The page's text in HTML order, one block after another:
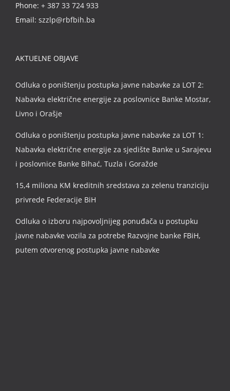
Phone: + 387 33 724 933
Email: szzlp@rbfbih.ba
AKTUELNE OBJAVE
Odluka o poništenju postupka javne nabavke za LOT 2:
Nabavka električne energije za poslovnice Banke Mostar,
Livno i Orašje
Odluka o poništenju postupka javne nabavke za LOT 1:
Nabavka električne energije za sjedište Banke u Sarajevu
i poslovnice Banke Bihać, Tuzla i Goražde
15,4 miliona KM kreditnih sredstava za zelenu tranziciju
privrede Federacije BiH
Odluka o izboru najpovoljnijeg ponuđača u postupku
javne nabavke vozila za potrebe Razvojne banke FBiH,
putem otvorenog postupka javne nabavke